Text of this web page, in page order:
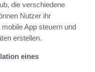
die verschiedene
Nutzer ihr
App steuern und
erstellen.
eines